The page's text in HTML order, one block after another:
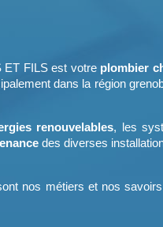
ET FILS est votre plombier
dans la région
renouvelables, les
des diverses
nos métiers et nos